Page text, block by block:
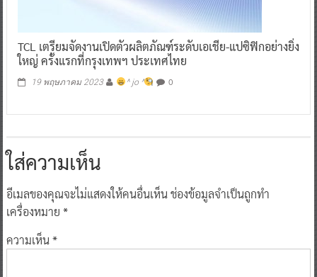
TCL เตรียมจัดงานเปิดตัวผลิตภัณฑ์ระดับเอเชีย-แปซิฟิกอย่างยิ่ง
ใหญ่ ครั้งแรกที่กรุงเทพฯ ประเทศไทย
19 พฤษภาคม 2023 ^ jo ^ 0
ใส่ความเห็น
อีเมลของคุณจะไม่แสดงให้คนอื่นเห็นช่องข้อมูลจำเป็นถูกทำ
เครื่องหมาย *
ความเห็น*